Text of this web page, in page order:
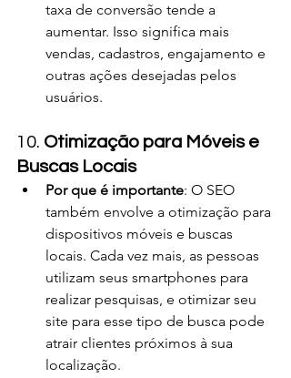
taxa de conversão tende a
aumentar. Isso significa mais
vendas, cadastros, engajamento e
outras ações desejadas pelos
usuários.
10. Otimização para Móveis e
Buscas Locais
Por que é importante: O SEO
também envolve a otimização para
dispositivos móveis e buscas
locais. Cada vez mais, as pessoas
utilizam seus smartphones para
realizar pesquisas, e otimizar seu
site para esse tipo de busca pode
atrair clientes próximos à sua
localização.